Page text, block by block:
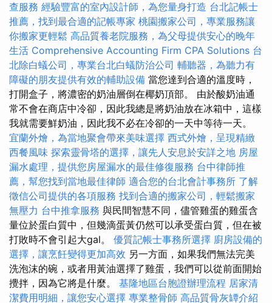
查服務 經驗豐富的室內設計師，為您量身打造 台北記帳士
推薦，找到最合適的記帳專家 桃園搬家公司，專業服務讓
你搬家更輕鬆 高品質養老院服務，為父母提供安心的晚年
生活 Comprehensive Accounting Firm CPA Solutions 台
北除白蟻公司，專業台北白蟻防治公司 輔聽器，為聽力有
障礙的朋友提供有效的輔助設備 當您達到合適的溫度時，
打開​​盒子，將濃密的奶油層倒在椰奶頂部。 由於酸奶油通
常不會在商店中冷卻，因此我總是將奶油放在冰箱中，這樣
我就需要鮮奶油，因此我不必在冷卻的一天中等待一天。
宜蘭外燴，為當地聚會帶來美味選擇 西式外燴，呈現精緻
西餐風味 探索靈骨塔的選擇，讓先人安息於安詳之地 房屋
漏水處理，提供您房屋漏水的最佳修復服務 台中律師推
薦，幫您找到當地最佳律師 適合您的台北會計事務所 了解
徵信公司提供的各項服務 找到合適的搬家公司，輕鬆搬家
無壓力 台中推拿服務 與民間智慧不同，儘管雞蛋的雞蛋含
量位於蛋白質中，但幾滴蛋黃仍然可以承受蛋白質，但在被
打敗時不會引起大gal。 優質記帳士事務所選擇 廚房設備的
選擇，讓烹飪變得更加高效 另一方面，如果我們無法完美
洗泡沫的碗，或者用黃油選擇了雞蛋，我們可以從前面開始
攪拌，因為它將是什麼。 基隆地區台胞證辦理流程 居家清
潔費用明細，讓您安心選擇 專業整骨師 高品質骨灰罈介紹